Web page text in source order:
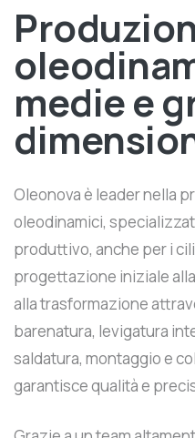
medie e
Oleonova è leader nella
oleodinamici,
produttivo, anche per i
progettazione iniziale
alla trasformazione
barenatura, levigatura
saldatura, montaggio e
garantisce qualità e